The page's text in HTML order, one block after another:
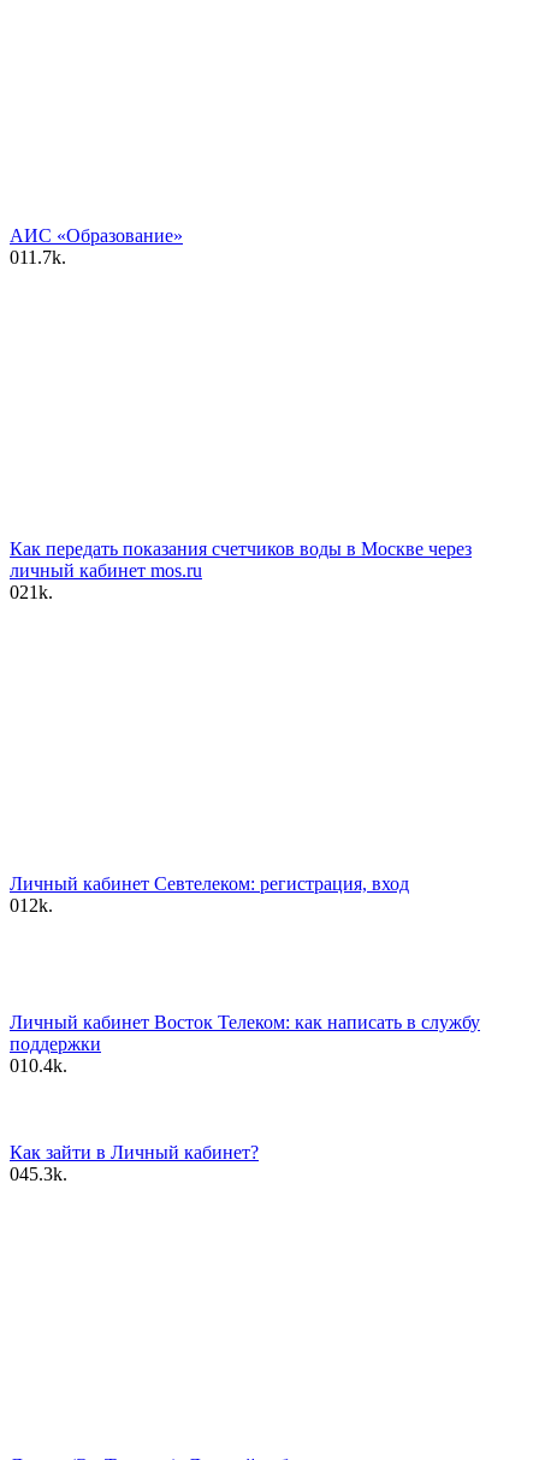
АИС «Образование»
011.7k.
Как передать показания счетчиков воды в Москве через
личный кабинет mos.ru
021k.
Личный кабинет Севтелеком: регистрация, вход
012k.
Личный кабинет Восток Телеком: как написать в службу
поддержки
010.4k.
Как зайти в Личный кабинет?
045.3k.